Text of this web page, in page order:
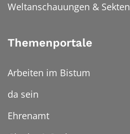
Weltanschauungen & Sekten
Themenportale
Arbeiten im Bistum
da sein
Ehrenamt